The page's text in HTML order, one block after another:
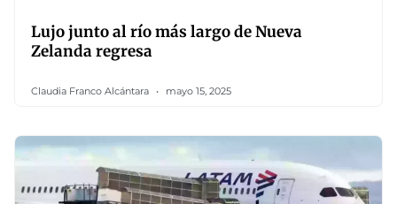
Lujo junto al río más largo de Nueva
Zelanda regresa
Claudia Franco Alcántara mayo 15, 2025